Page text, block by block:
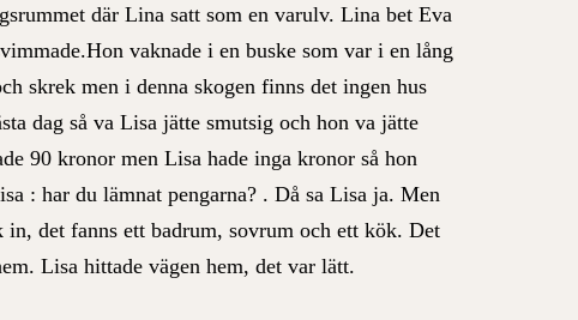
där Lina satt som en varulv. Lina bet Eva
vaknade i en buske som var i en lång
skrek men i denna skogen finns det ingen hus
dag så va Lisa jätte smutsig och hon va jätte
90 kronor men Lisa hade inga kronor så hon
: har du lämnat pengarna? . Då sa Lisa ja. Men
det fanns ett badrum, sovrum och ett kök. Det
Lisa hittade vägen hem, det var lätt.